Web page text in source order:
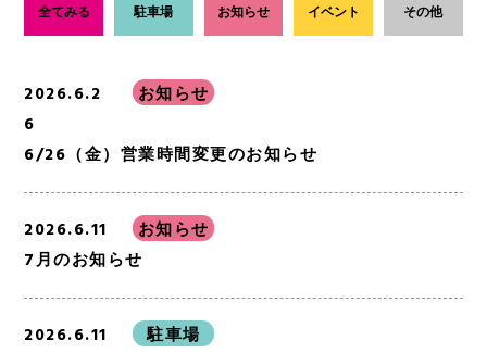
全てみる 駐車場 お知らせ イベント その他
2026.6.2
6
お知らせ
6/26（金）営業時間変更のお知らせ
2026.6.11
お知らせ
7月のお知らせ
2026.6.11
駐車場